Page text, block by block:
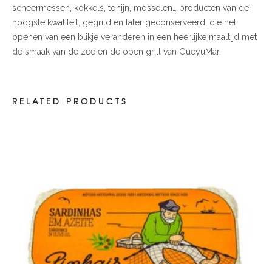
scheermessen, kokkels, tonijn, mosselen… producten van de
hoogste kwaliteit, gegrild en later geconserveerd, die het
openen van een blikje veranderen in een heerlijke maaltijd met
de smaak van de zee en de open grill van GüeyuMar.
RELATED PRODUCTS